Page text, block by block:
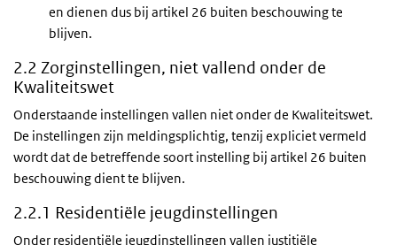
en dienen dus bij artikel 26 buiten beschouwing te
blijven.
2.2 Zorginstellingen, niet vallend onder de
Kwaliteitswet
Onderstaande instellingen vallen niet onder de Kwaliteitswet.
De instellingen zijn meldingsplichtig, tenzij expliciet vermeld
wordt dat de betreffende soort instelling bij artikel 26 buiten
beschouwing dient te blijven.
2.2.1 Residentiële jeugdinstellingen
Onder residentiële jeugdinstellingen vallen justitiële